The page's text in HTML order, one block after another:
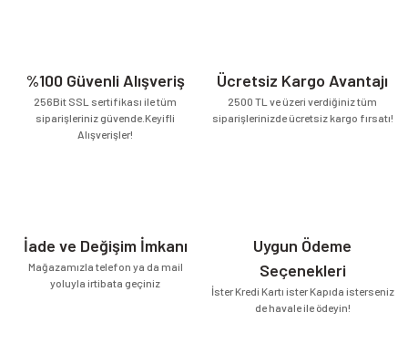
%100 Güvenli Alışveriş
256Bit SSL sertifikası ile tüm
siparişleriniz güvende.Keyifli
Alışverişler!
Ücretsiz Kargo Avantajı
2500 TL ve üzeri verdiğiniz tüm
siparişlerinizde ücretsiz kargo fırsatı!
İade ve Değişim İmkanı
Mağazamızla telefon ya da mail
yoluyla irtibata geçiniz
Uygun Ödeme
Seçenekleri
İster Kredi Kartı ister Kapıda isterseniz
de havale ile ödeyin!